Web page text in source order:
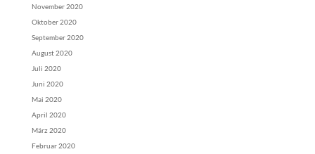
November 2020
Oktober 2020
September 2020
August 2020
Juli 2020
Juni 2020
Mai 2020
April 2020
März 2020
Februar 2020